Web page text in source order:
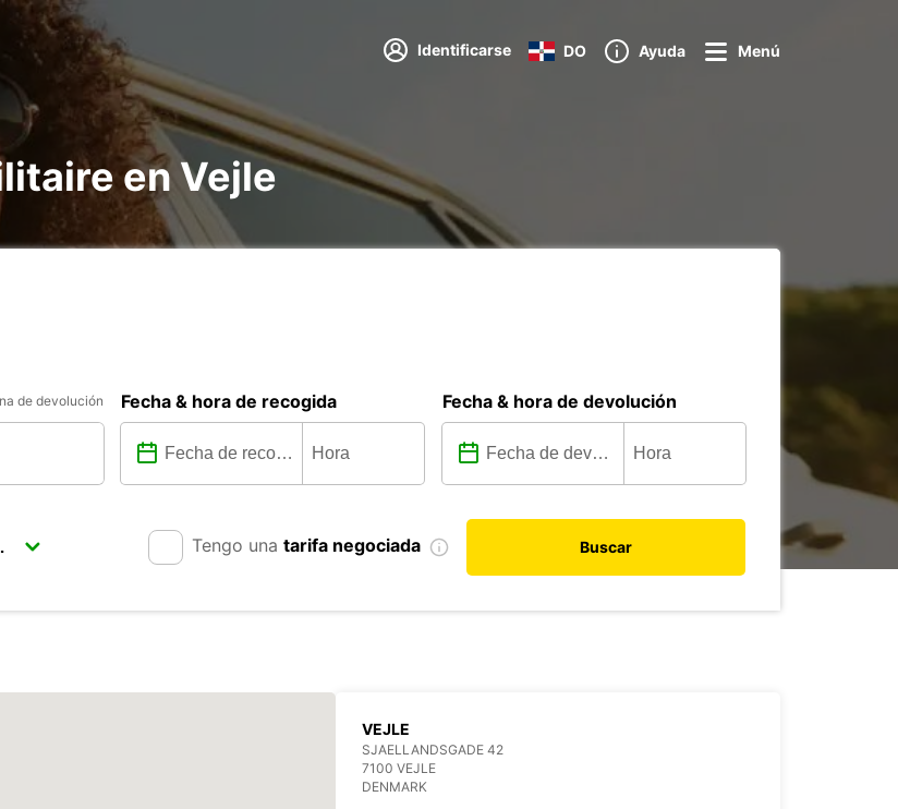
Identificarse DO Ayuda Menú
en Vejle
de devolución Fecha & hora de recogida Fecha & hora de devolución
Tengo una tarifa negociada Buscar
VEJLE
SJAELLANDSGADE 42
7100 VEJLE
DENMARK